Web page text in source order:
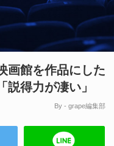
画館を作品にした
得力が凄い」
By - grape編集部